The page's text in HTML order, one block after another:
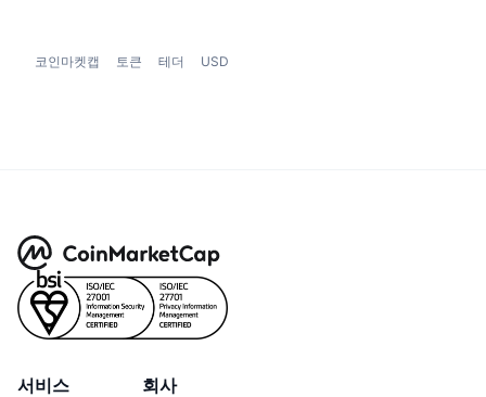
코인마켓캡 토큰 테더 USD
서비스 회사